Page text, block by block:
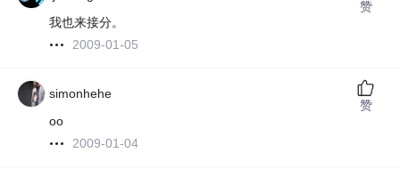
我也来接分。
2009-01-05
赞
simonhehe
oo
2009-01-04
赞